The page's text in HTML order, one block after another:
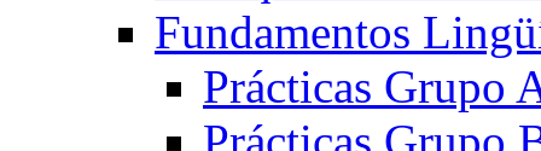
Fundamentos
Prácticas Grupo